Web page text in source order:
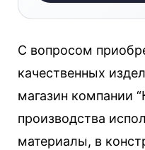
С вопросом
качественных
магазин компании
производства
материалы, в